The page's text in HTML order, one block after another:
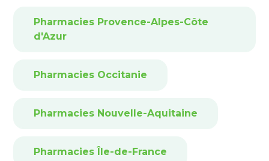
Pharmacies Provence-Alpes-Côte
d'Azur
Pharmacies Occitanie
Pharmacies Nouvelle-Aquitaine
Pharmacies Île-de-France